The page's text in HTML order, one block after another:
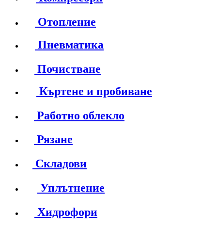
Отопление
Пневматика
Почистване
Къртене и пробиване
Работно облекло
Рязане
Складови
Уплътнение
Хидрофори